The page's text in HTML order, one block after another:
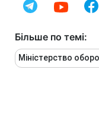
Більше по темі:
Міністерство